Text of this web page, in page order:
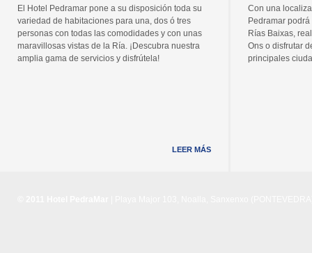
El Hotel Pedramar pone a su disposición toda su
variedad de habitaciones para una, dos ó tres
personas con todas las comodidades y con unas
maravillosas vistas de la Ría. ¡Descubra nuestra
amplia gama de servicios y disfrútela!
LEER MÁS
Con una
Pedramar
Rías Baixas,
Ons o disfrutar
principales